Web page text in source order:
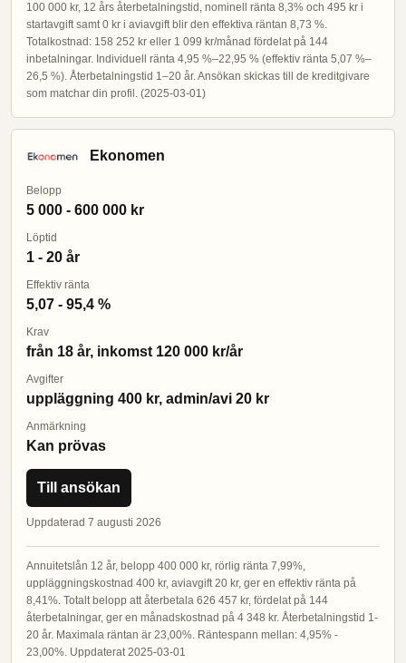
100 000 kr, 12 års återbetalningstid, nominell ränta 8,3% och 495 kr i
startavgift samt 0 kr i aviavgift blir den effektiva räntan 8,73 %.
Totalkostnad: 158 252 kr eller 1 099 kr/månad fördelat på 144
inbetalningar. Individuell ränta 4,95 %–22,95 % (effektiv ränta 5,07 %–
26,5 %). Återbetalningstid 1–20 år. Ansökan skickas till de kreditgivare
som matchar din profil. (2025-03-01)
Ekonomen
Belopp
5 000 - 600 000 kr
Löptid
1 - 20 år
Effektiv ränta
5,07 - 95,4 %
Krav
från 18 år, inkomst 120 000 kr/år
Avgifter
uppläggning 400 kr, admin/avi 20 kr
Anmärkning
Kan prövas
Till ansökan
Uppdaterad 7 augusti 2026
Annuitetslån 12 år, belopp 400 000 kr, rörlig ränta 7,99%,
uppläggningskostnad 400 kr, aviavgift 20 kr, ger en effektiv ränta på
8,41%. Totalt belopp att återbetala 626 457 kr, fördelat på 144
återbetalningar, ger en månadskostnad på 4 348 kr. Återbetalningstid 1-
20 år. Maximala räntan är 23,00%. Räntespann mellan: 4,95% -
23,00%. Uppdaterat 2025-03-01